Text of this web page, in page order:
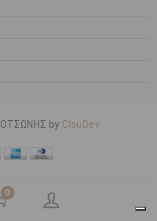
0
by ClouDev